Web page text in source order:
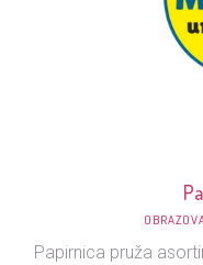
Papirnica pruža